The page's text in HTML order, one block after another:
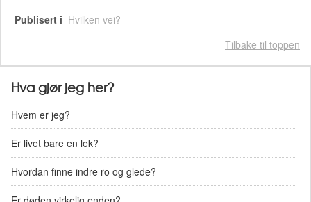
Publisert i Hvilken vei?
Tilbake til toppen
Hva gjør jeg her?
Hvem er jeg?
Er livet bare en lek?
Hvordan finne indre ro og glede?